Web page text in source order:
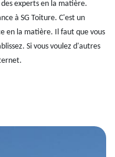
experts en la matière.
à SG Toiture. C'est un
en la matière. Il faut que vous
Si vous voulez d'autres